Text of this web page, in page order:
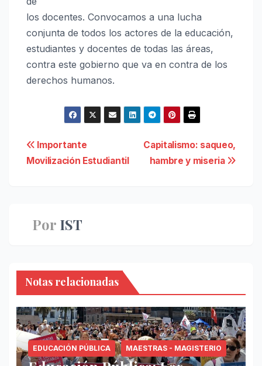
los docentes. Convocamos a una lucha
conjunta de todos los actores de la educación,
estudiantes y docentes de todas las áreas,
contra este gobierno que va en contra de los
derechos humanos.
Navegación
de
Capitalismo: saqueo,
hambre y miseria
Importante
Movilización Estudiantil
Por IST
Notas relacionadas
EDUCACIÓN PÚBLICA MAESTRAS - MAGISTERIO